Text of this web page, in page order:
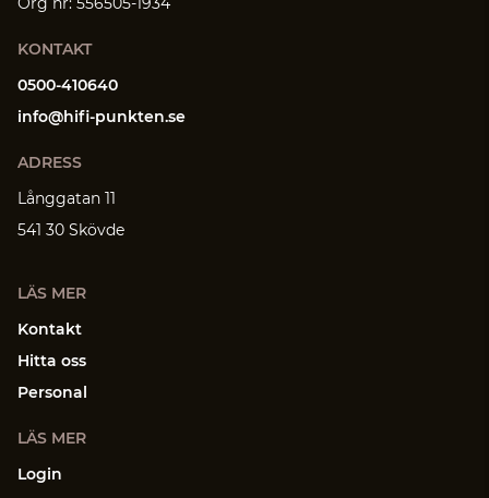
KONTAKT
0500-410640
info@hifi-punkten.se
ADRESS
Långgatan 11
541 30 Skövde
LÄS MER
Kontakt
Hitta oss
Personal
LÄS MER
Login